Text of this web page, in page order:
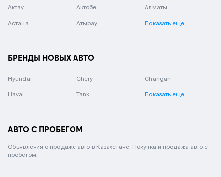
Актау Актобе Алматы
Астана Атырау Показать еще
БРЕНДЫ НОВЫХ АВТО
Hyundai Chery Changan
Haval Tank Показать еще
АВТО С ПРОБЕГОМ
Объявления о продаже авто в Казахстане. Покупка и продажа авто с
пробегом.